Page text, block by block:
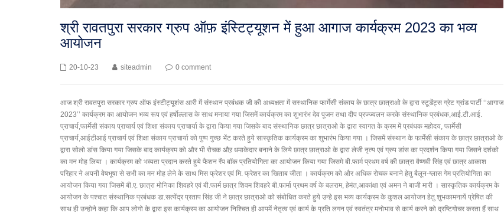
श्री रावतपुरा सरकार ग्रुप ऑफ़ इंस्टिट्यूशन में हुआ आगाज कार्यक्रम 2023 का भव्य
आयोजन
20-10-23 siteadmin 0 comment
आज श्री रावतपुरा सरकार ग्रुप ऑफ इंस्टीट्यूशंस आरी में संस्थान प्रबंधक जी की अध्यक्षता में सस्थानिक फार्मेसी संकाय के छात्र छात्राओ के द्वारा स्टूडेंट्स ग्रेट ग्रांड पार्टी ‘‘आगाज
2023’’ कार्यक्रम का आयोजन भव्य रूप एवं हर्षोल्लास के साथ मनाया गया जिसमें कार्यक्रम का शुभारंभ देव पूजन तथा दीप प्रज्ज्वलन करके संस्थानिक प्रबंधक,आई.टी.आई.
प्राचार्य,फार्मेसी संकाय प्राचार्य एवं शिक्षा संकाय प्राचार्या के द्वारा किया गया जिसके बाद संस्थानिक छात्र छात्राओ के द्वारा स्वागत के क्रम में प्रबंधक महोदय, फार्मेसी
प्राचार्य,आईटीआई प्राचार्य एवं शिक्षा संकाय प्राचार्या को पुष्प गुच्छ भेंट करते हुये सास्कृतिक कार्यक्रम का शुभारंभ किया गया । जिसमें संस्थान के फार्मेसी संकाय के छात्र छात्राओ के
द्वारा सोलो डांस किया गया जिसके बाद कार्यक्रम को और भी रोचक औऱ धमाकेदार बनाने के लिये छात्र छात्राओ के द्वारा लेजी नृत्य एवं ग्रुप डांस का प्रदर्शन किया गया जिसने दर्शको
का मन मोह लिया । कार्यक्रम को भव्यता प्रदान करते हुये फैशन रैंप बॉक प्रतियोगिता का आयोजन किया गया जिसमे बी.फार्म प्रथम वर्ष की छात्रा वैष्णवी सिंह एवं छात्र आकाश
परिहार ने अपनी वेषभूषा से सभी का मन मोह लेने के साथ मिस फ्रेशर एवं मि. फ्रेशर का खिताब जीता । कार्यक्रम को और अधिक रोचक बनाने हेतु बैलून-ग्लास गेम प्रतियोगिता का
आयोजन किया गया जिसमें बी.ए. छात्रा मोनिका शिवहरे एवं बी.फार्म छात्र शिवम शिवहरे बी.फार्मा प्रथम वर्ष के बलराम, हेमंत,आकांक्षा एवं अमन ने बाजी मारी । सास्कृतिक कार्यक्रम के
आयोजन के पश्चात संस्थानिक प्रबंधक डा.सत्येंद्र प्रताप सिंह जी ने छात्र छात्राओ को संबोधित करते हुये उन्हे इस भव्य कार्यक्रम के कुशल आयोजन हेतु शुभकामनायें प्रेषित की
साथ ही उन्होने कहा कि आप लोगो के द्वारा इस कार्यक्रम का आयोजन निश्चित ही आपमें नेतृत्व एवं कार्य के प्रति लगन एवं स्वतंत्र मनोभाव से कार्य करने को द्रष्टिगोचर करता हैं साथ